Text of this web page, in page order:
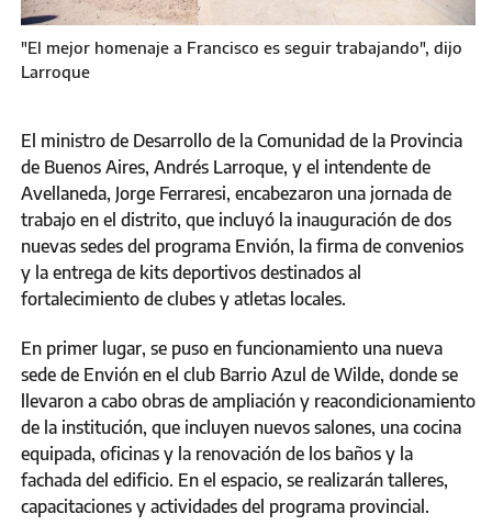
"El mejor homenaje a Francisco es seguir trabajando", dijo
Larroque
El ministro de Desarrollo de la Comunidad de la Provincia
de Buenos Aires, Andrés Larroque, y el intendente de
Avellaneda, Jorge Ferraresi, encabezaron una jornada de
trabajo en el distrito, que incluyó la inauguración de dos
nuevas sedes del programa Envión, la firma de convenios
y la entrega de kits deportivos destinados al
fortalecimiento de clubes y atletas locales.
En primer lugar, se puso en funcionamiento una nueva
sede de Envión en el club Barrio Azul de Wilde, donde se
llevaron a cabo obras de ampliación y reacondicionamiento
de la institución, que incluyen nuevos salones, una cocina
equipada, oficinas y la renovación de los baños y la
fachada del edificio. En el espacio, se realizarán talleres,
capacitaciones y actividades del programa provincial.